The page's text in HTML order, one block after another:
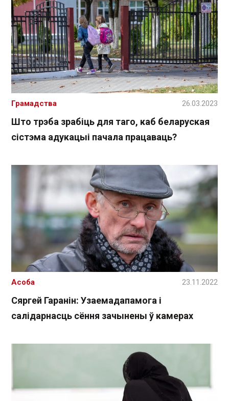
Што трэба зрабіць для таго, каб беларуская
сістэма адукацыі пачала працаваць?
Грамадства 26.03.2023
Сяргей Гаранін: Узаемадапамога і
салідарнасць сёння зачынены ў камерах
Асоба 23.11.2022